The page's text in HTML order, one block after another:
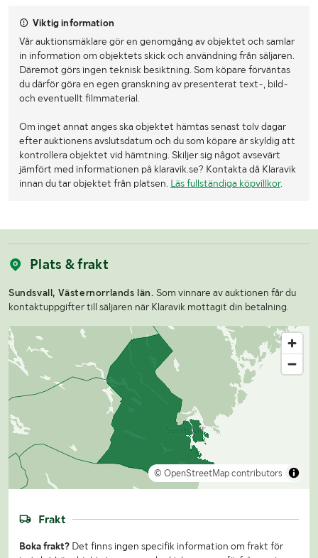
Viktig information
Vår auktionsmäklare gör en genomgång av objektet och samlar
in information om objektets skick och användning från säljaren.
Däremot görs ingen teknisk besiktning. Som köpare förväntas
du därför göra en egen granskning av presenterat text-, bild-
och eventuellt filmmaterial.
Om inget annat anges ska objektet hämtas senast tolv dagar
efter auktionens avslutsdatum och du som köpare är skyldig att
kontrollera objektet vid hämtning. Skiljer sig något avsevärt
jämfört med informationen på klaravik.se? Kontakta då Klaravik
innan du tar objektet från platsen. Läs fullständiga köpvillkor.
Plats & frakt
Sundsvall, Västernorrlands län. Som vinnare av auktionen får du
kontaktuppgifter till säljaren när Klaravik mottagit din betalning.
© OpenStreetMap contributors
Frakt
Boka frakt? Det finns ingen specifik information om frakt för